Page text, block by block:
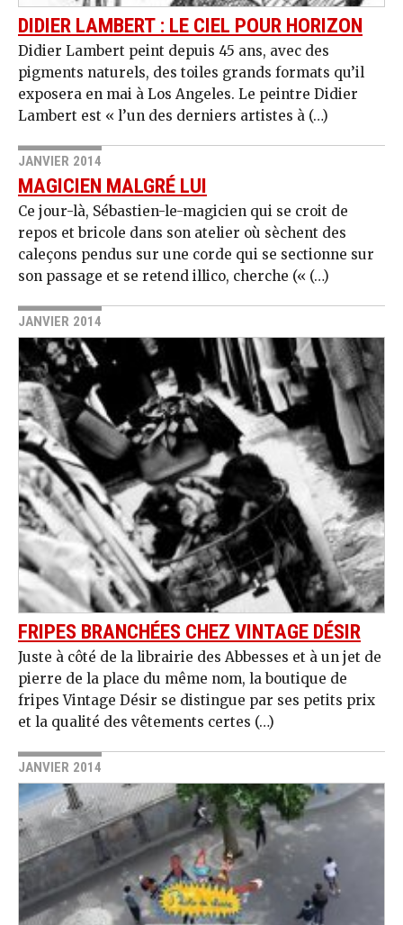
DIDIER LAMBERT : LE CIEL POUR HORIZON
Didier Lambert peint depuis 45 ans, avec des
pigments naturels, des toiles grands formats qu’il
exposera en mai à Los Angeles. Le peintre Didier
Lambert est « l’un des derniers artistes à (…)
JANVIER 2014
MAGICIEN MALGRÉ LUI
Ce jour-là, Sébastien-le-magicien qui se croit de
repos et bricole dans son atelier où sè­chent des
caleçons pendus sur une corde qui se sectionne sur
son passage et se retend illico, cherche (« (…)
JANVIER 2014
FRIPES BRANCHÉES CHEZ VINTAGE DÉSIR
Juste à côté de la librairie des Abbesses et à un jet de
pierre de la place du même nom, la boutique de
fripes Vintage Désir se distingue par ses petits prix
et la qualité des vêtements certes (…)
JANVIER 2014